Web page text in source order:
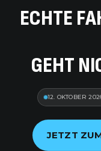
ECHTE
GEHT
12. OKTOBER
JETZT